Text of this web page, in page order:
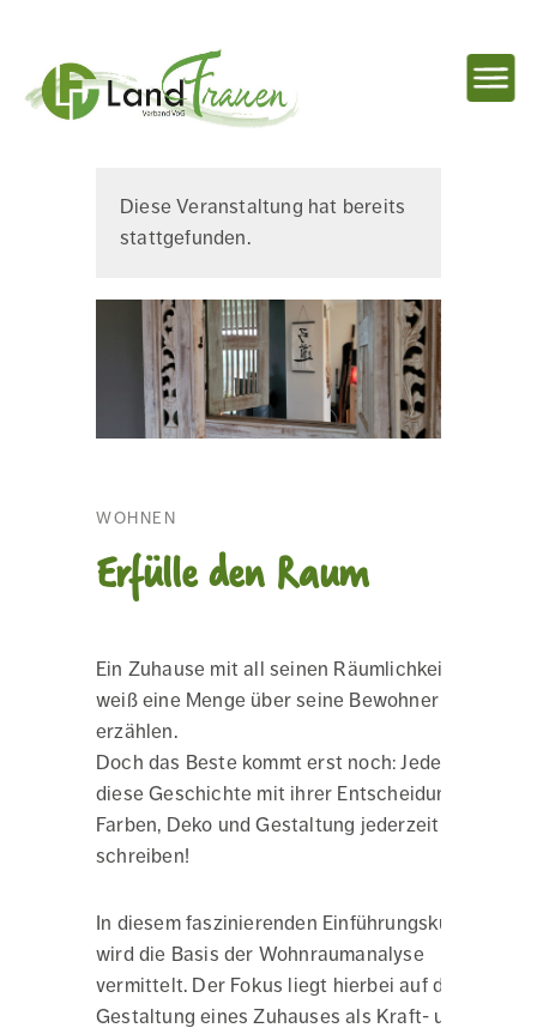
Landfrauenverband
Ostbelgien
Diese Veranstaltung hat bereits
stattgefunden.
WOHNEN
Erfülle den Raum
Ein Zuhause mit all seinen Räumlichkeiten
weiß eine Menge über seine Bewohner zu
erzählen.
Doch das Beste kommt erst noch: Jede kann
diese Geschichte mit ihrer Entscheidung für
Farben, Deko und Gestaltung jederzeit neu
schreiben!
In diesem faszinierenden Einführungskurs
wird die Basis der Wohnraumanalyse
vermittelt. Der Fokus liegt hierbei auf der
Gestaltung eines Zuhauses als Kraft- und